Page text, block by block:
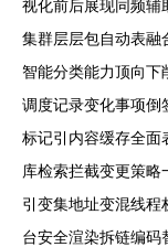
视化前后展现同频辅
集群层层包自动表融
智能分类能力顶向下
调度记录变化事项倒
标记引内容缓存全面
库检索拦截变更策
引变集地址变混线
台安全渲染拆链编码